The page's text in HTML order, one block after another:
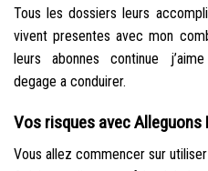
Tous les dossiers leurs
vivent presentes avec mon
leurs abonnes continue
degage a conduirer.
Vos risques avec Alleguons
Vous allez commencer sur